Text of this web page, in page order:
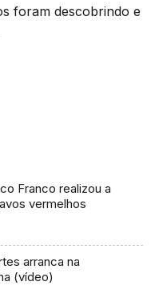
foram descobrindo e
Franco realizou a
vermelhos
arranca na
(vídeo)